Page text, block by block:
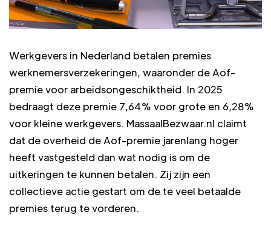
Werkgevers in Nederland betalen premies
werknemersverzekeringen, waaronder de Aof-
premie voor arbeidsongeschiktheid. In 2025
bedraagt deze premie 7,64% voor grote en 6,28%
voor kleine werkgevers. MassaalBezwaar.nl claimt
dat de overheid de Aof-premie jarenlang hoger
heeft vastgesteld dan wat nodig is om de
uitkeringen te kunnen betalen. Zij zijn een
collectieve actie gestart om de te veel betaalde
premies terug te vorderen.